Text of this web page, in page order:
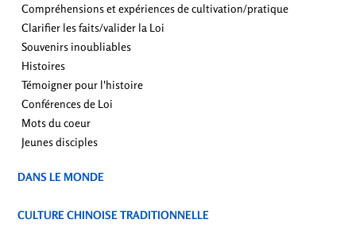
Compréhensions et expériences de cultivation/pratique
Clarifier les faits/valider la Loi
Souvenirs inoubliables
Histoires
Témoigner pour l'histoire
Conférences de Loi
Mots du coeur
Jeunes disciples
DANS LE MONDE
CULTURE CHINOISE TRADITIONNELLE